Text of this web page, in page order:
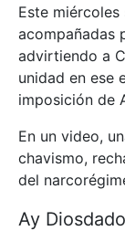
Este
acompañadas
advirtiendo a
unidad en ese
imposición de
En un video,
chavismo,
del
Ay